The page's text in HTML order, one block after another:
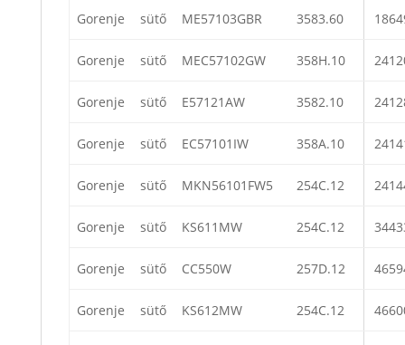
Gorenje sütő ME57103GBR 3583.60
Gorenje sütő MEC57102GW 358H.10
Gorenje sütő E57121AW 3582.10
Gorenje sütő EC57101IW 358A.10
Gorenje sütő MKN56101FW5 254C.12
Gorenje sütő KS611MW 254C.12
Gorenje sütő CC550W 257D.12
Gorenje sütő KS612MW 254C.12